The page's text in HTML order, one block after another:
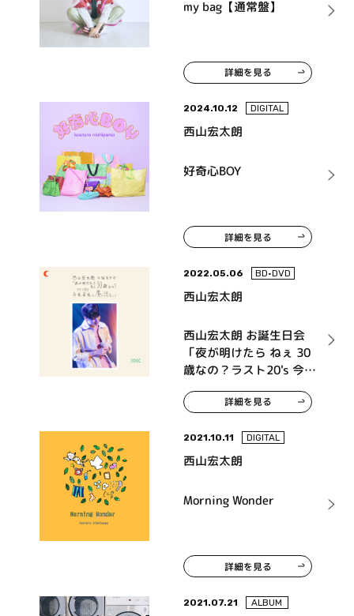
my bag【通常盤】
詳細を見る
2024.10.12 DIGITAL
西山宏太朗
好奇心BOY
詳細を見る
2022.05.06 BD•DVD
西山宏太朗
西山宏太朗 お誕生日会
「夜が明けたら ねぇ 30
歳なの？ラスト20's 今夜
最後の魔法を。」Event
Blu-ray Disc
詳細を見る
2021.10.11 DIGITAL
西山宏太朗
Morning Wonder
詳細を見る
2021.07.21 ALBUM